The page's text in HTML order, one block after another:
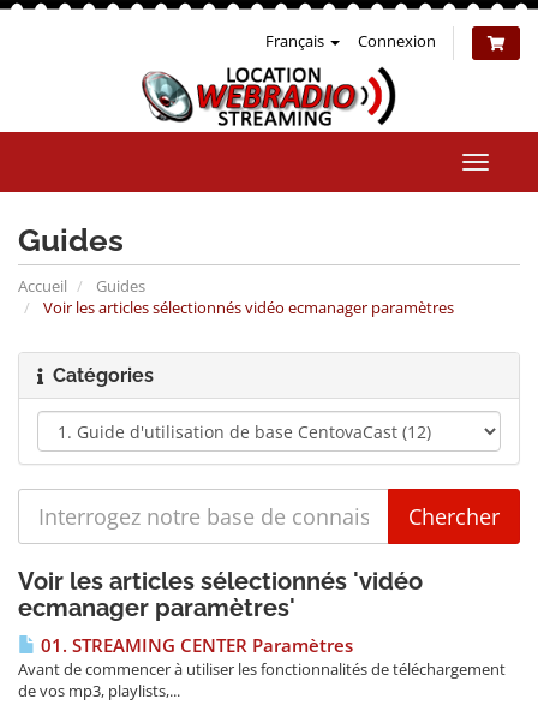
Français Connexion
la
Guides
Accueil
Guides
Voir les articles sélectionnés vidéo ecmanager paramètres
Catégories
Voir les articles sélectionnés 'vidéo
ecmanager paramètres'
01. STREAMING CENTER Paramètres
Avant de commencer à utiliser les fonctionnalités de téléchargement
de vos mp3, playlists,...